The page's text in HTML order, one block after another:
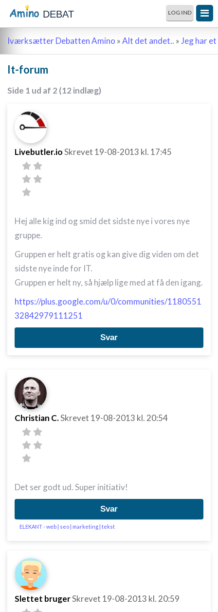
DEBAT LOG IND
Iværksætter Debatten Amino »Alt det andet.. »Jeg har
It-forum
Side 1 ud af 2 (12 indlæg)
Livebutler.ioSkrevet 19-08-2013 kl. 17:45
Hej alle kig ind og smid det sidste nye i vores nye
gruppe.
Gruppen er helt gratis og kan give dig viden om det
sidste nye inde for IT.
Gruppen er helt ny, så hjælp lige med at få den igang.
https://plus.google.com/u/0/communities/1180551
32842979111251
Svar
Christian C.Skrevet 19-08-2013 kl. 20:54
Det ser godt ud. Super initiativ!
Svar
ELEKANT - web | seo | marketing | tekst
Slettet brugerSkrevet 19-08-2013 kl. 20:59